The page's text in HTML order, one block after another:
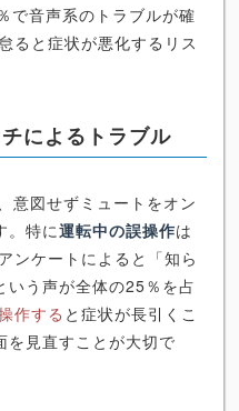
で音声系のトラブルが確
ると症状が悪化するリス
によるトラブル
意図せずミュートをオン
。特に運転中の誤操作は
ンケートによると「知ら
いう声が全体の25％を占
作する と症状が長引くこ
を見直すことが大切で